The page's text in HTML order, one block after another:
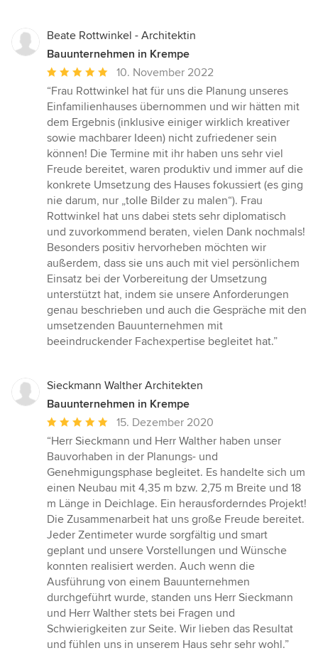
Beate Rottwinkel - Architektin
Bauunternehmen in Krempe
Durchschnittliche
Bewertung:
5
von
5
Sternen
10. November 2022
“Frau Rottwinkel hat für uns die Planung unseres
Einfamilienhauses übernommen und wir hätten mit
dem Ergebnis (inklusive einiger wirklich kreativer
sowie machbarer Ideen) nicht zufriedener sein
können! Die Termine mit ihr haben uns sehr viel
Freude bereitet, waren produktiv und immer auf die
konkrete Umsetzung des Hauses fokussiert (es ging
nie darum, nur „tolle Bilder zu malen“). Frau
Rottwinkel hat uns dabei stets sehr diplomatisch
und zuvorkommend beraten, vielen Dank nochmals!
Besonders positiv hervorheben möchten wir
außerdem, dass sie uns auch mit viel persönlichem
Einsatz bei der Vorbereitung der Umsetzung
unterstützt hat, indem sie unsere Anforderungen
genau beschrieben und auch die Gespräche mit den
umsetzenden Bauunternehmen mit
beeindruckender Fachexpertise begleitet hat.”
Sieckmann Walther Architekten
Bauunternehmen in Krempe
Durchschnittliche
Bewertung:
5
von
5
Sternen
15. Dezember 2020
“Herr Sieckmann und Herr Walther haben unser
Bauvorhaben in der Planungs- und
Genehmigungsphase begleitet. Es handelte sich um
einen Neubau mit 4,35 m bzw. 2,75 m Breite und 18
m Länge in Deichlage. Ein herausforderndes Projekt!
Die Zusammenarbeit hat uns große Freude bereitet.
Jeder Zentimeter wurde sorgfältig und smart
geplant und unsere Vorstellungen und Wünsche
konnten realisiert werden. Auch wenn die
Ausführung von einem Bauunternehmen
durchgeführt wurde, standen uns Herr Sieckmann
und Herr Walther stets bei Fragen und
Schwierigkeiten zur Seite. Wir lieben das Resultat
und fühlen uns in unserem Haus sehr sehr wohl.”